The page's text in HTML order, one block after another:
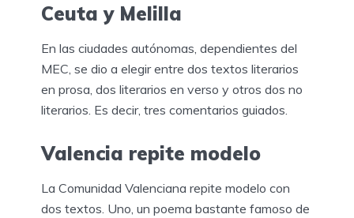
Ceuta y Melilla
En las ciudades autónomas, dependientes del
MEC, se dio a elegir entre dos textos literarios
en prosa, dos literarios en verso y otros dos no
literarios. Es decir, tres comentarios guiados.
Valencia repite modelo
La Comunidad Valenciana repite modelo con
dos textos. Uno, un poema bastante famoso de